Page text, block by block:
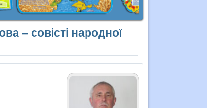
– совісті народної